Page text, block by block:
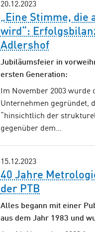
20.12.2023
„Eine Stimme, die
wird“:
Adlershof
Jubiläumsfeier in
ersten Generation:
Im November 2003 wurde
Unternehmen gegründet,
“hinsichtlich der
gegenüber dem…
15.12.2023
40 Jahre
der PTB
Alles begann mit einer
aus dem Jahr 1983 und